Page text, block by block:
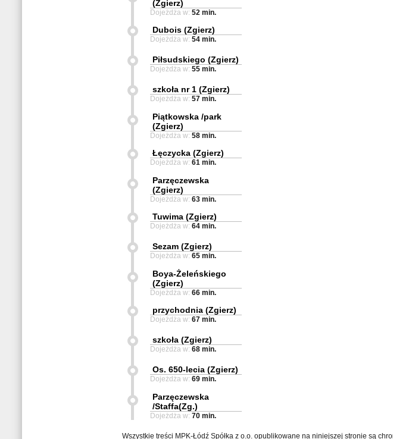
(Zgierz)
Dojeżdża w: 52 min.
Dubois (Zgierz)
Dojeżdża w: 54 min.
Piłsudskiego (Zgierz)
Dojeżdża w: 55 min.
szkoła nr 1 (Zgierz)
Dojeżdża w: 57 min.
Piątkowska /park
(Zgierz)
Dojeżdża w: 58 min.
Łęczycka (Zgierz)
Dojeżdża w: 61 min.
Parzęczewska
(Zgierz)
Dojeżdża w: 63 min.
Tuwima (Zgierz)
Dojeżdża w: 64 min.
Sezam (Zgierz)
Dojeżdża w: 65 min.
Boya-Żeleńskiego
(Zgierz)
Dojeżdża w: 66 min.
przychodnia (Zgierz)
Dojeżdża w: 67 min.
szkoła (Zgierz)
Dojeżdża w: 68 min.
Os. 650-lecia (Zgierz)
Dojeżdża w: 69 min.
Parzęczewska
/Staffa(Zg.)
Dojeżdża w: 70 min.
Wszystkie treści MPK-Łódź Spółka z o.o. opublikowane na niniejszej stronie są